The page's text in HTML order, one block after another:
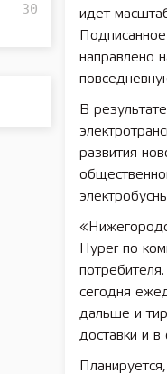
30
идет
направлено
В
развития
Hyper по
сегодня
дальше и
доставки и